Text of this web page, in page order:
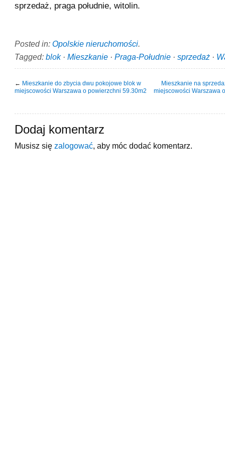
sprzedaż, praga południe, witolin.
Posted in: Opolskie nieruchomości.
Tagged: blok· Mieszkanie · Praga-Południe · sprzedaż ·
← Mieszkanie do zbycia dwu pokojowe blok w
miejscowości Warszawa o powierzchni 59.30m2
Mieszkanie na
miejscowości Warszawa
Dodaj komentarz
Musisz się zalogować , aby móc dodać komentarz.